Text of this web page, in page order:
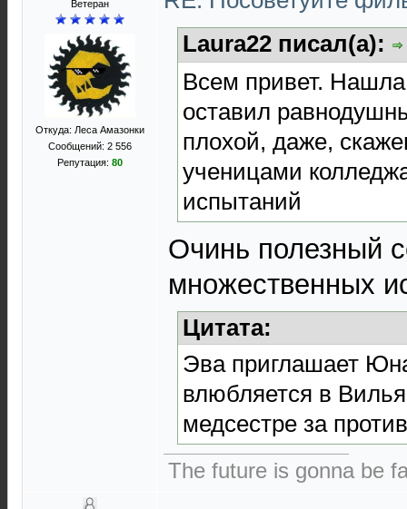
Ветеран
Откуда: Леса Амазонки
Сообщений: 2 556
Репутация: 80
Laura22 писал(а):
Всем привет.
оставил
плохой, даже,
ученицами
испытаний
Очинь полезный
множественных
Цитата:
Эва приглашает
влюбляется в
медсестре за
The future is gonna be